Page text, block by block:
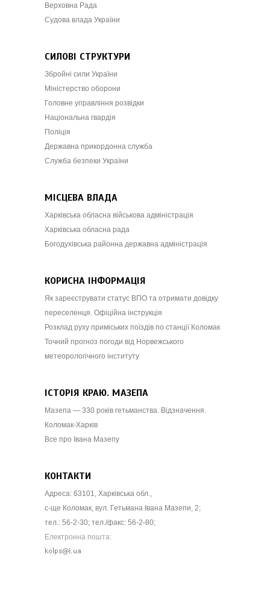
Верховна Рада
Судова влада України
СИЛОВІ СТРУКТУРИ
Збройні сили України
Міністерство оборони
Головне управління розвідки
Національна гвардія
Поліція
Державна прикордонна служба
Служба безпеки України
МІСЦЕВА ВЛАДА
Харківська обласна військова адміністрація
Харківська обласна рада
Богодухівська районна державна адміністрація
КОРИСНА ІНФОРМАЦІЯ
Як зареєструвати статус ВПО та отримати довідку
переселенця. Офіційна інструкція
Розклад руху приміських поїздів по станції Коломак
Точний прогноз погоди від Норвежського
метеорологічного інституту
ІСТОРІЯ КРАЮ. МАЗЕПА
Мазепа — 330 років гетьманства. Відзначення.
Коломак-Харків
Все про Івана Мазепу
КОНТАКТИ
Адреса: 63101, Харківська обл.,
с-ще Коломак, вул. Гетьмана Івана Мазепи, 2;
тел.: 56-2-30; тел./факс: 56-2-80;
Електронна пошта: